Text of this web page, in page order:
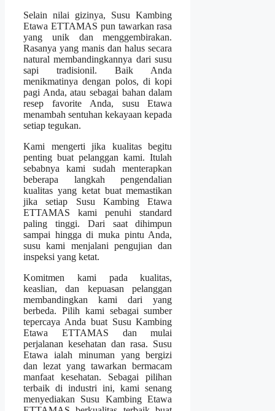
Selain nilai gizinya, Susu Kambing
Etawa ETTAMAS pun tawarkan rasa
yang unik dan menggembirakan.
Rasanya yang manis dan halus secara
natural membandingkannya dari susu
sapi tradisionil. Baik Anda
menikmatinya dengan polos, di kopi
pagi Anda, atau sebagai bahan dalam
resep favorite Anda, susu Etawa
menambah sentuhan kekayaan kepada
setiap tegukan.
Kami mengerti jika kualitas begitu
penting buat pelanggan kami. Itulah
sebabnya kami sudah menterapkan
beberapa langkah pengendalian
kualitas yang ketat buat memastikan
jika setiap Susu Kambing Etawa
ETTAMAS kami penuhi standard
paling tinggi. Dari saat dihimpun
sampai hingga di muka pintu Anda,
susu kami menjalani pengujian dan
inspeksi yang ketat.
Komitmen kami pada kualitas,
keaslian, dan kepuasan pelanggan
membandingkan kami dari yang
berbeda. Pilih kami sebagai sumber
tepercaya Anda buat Susu Kambing
Etawa ETTAMAS dan mulai
perjalanan kesehatan dan rasa. Susu
Etawa ialah minuman yang bergizi
dan lezat yang tawarkan bermacam
manfaat kesehatan. Sebagai pilihan
terbaik di industri ini, kami senang
menyediakan Susu Kambing Etawa